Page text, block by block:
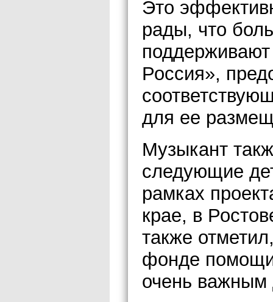
Это
рады, что
Россия»,
для ее
Музыкант
следующие
рамках
крае, в
также
фонде помощи
очень